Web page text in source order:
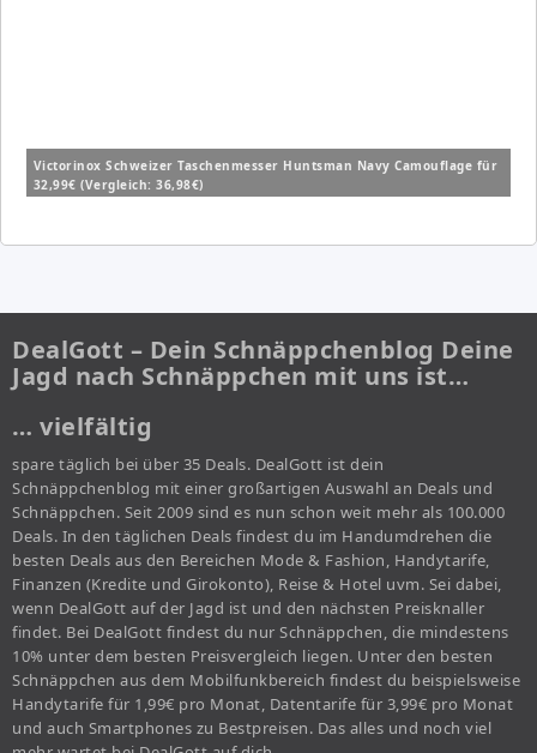
Victorinox Schweizer Taschenmesser Huntsman Navy Camouflage für
32,99€ (Vergleich: 36,98€)
DealGott – Dein Schnäppchenblog Deine
Jagd nach Schnäppchen mit uns ist…
… vielfältig
spare täglich bei über 35 Deals. DealGott ist dein
Schnäppchenblog mit einer großartigen Auswahl an Deals und
Schnäppchen. Seit 2009 sind es nun schon weit mehr als 100.000
Deals. In den täglichen Deals findest du im Handumdrehen die
besten Deals aus den Bereichen Mode & Fashion, Handytarife,
Finanzen (Kredite und Girokonto), Reise & Hotel uvm. Sei dabei,
wenn DealGott auf der Jagd ist und den nächsten Preisknaller
findet. Bei DealGott findest du nur Schnäppchen, die mindestens
10% unter dem besten Preisvergleich liegen. Unter den besten
Schnäppchen aus dem Mobilfunkbereich findest du beispielsweise
Handytarife für 1,99€ pro Monat, Datentarife für 3,99€ pro Monat
und auch Smartphones zu Bestpreisen. Das alles und noch viel